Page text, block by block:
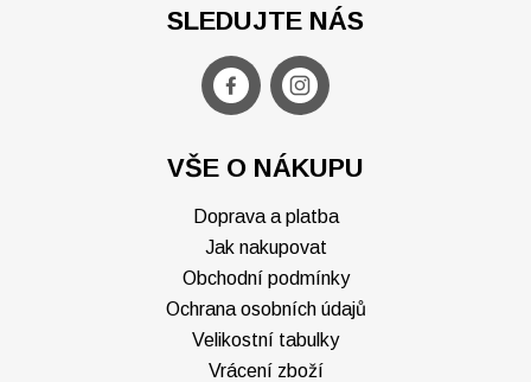
VŠE O NÁKUPU
Doprava a platba
Jak nakupovat
Obchodní podmínky
Ochrana osobních údajů
Velikostní tabulky
Vrácení zboží
SLEDUJTE NÁS